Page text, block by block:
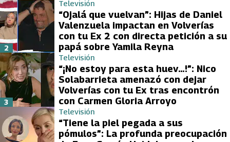
Televisión
“Ojalá que vuelvan”: Hijas de Daniel
Valenzuela impactan en Volverías
con tu Ex 2 con directa petición a su
papá sobre Yamila Reyna
2
Televisión
“¡No estoy para esta huev…!”: Nico
Solabarrieta amenazó con dejar
Volverías con tu Ex tras encontrón
con Carmen Gloria Arroyo
3
Televisión
“Tiene la piel pegada a sus
pómulos”: La profunda preocupación